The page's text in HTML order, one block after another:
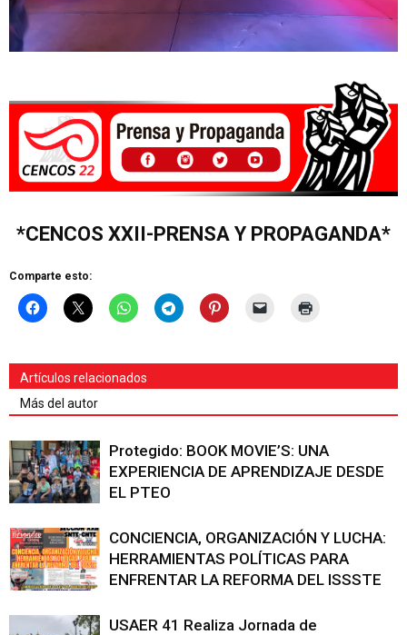
*CENCOS XXII-PRENSA Y PROPAGANDA*
Comparte esto:
Artículos relacionados
Más del autor
Protegido: BOOK MOVIE’S: UNA
EXPERIENCIA DE APRENDIZAJE DESDE
EL PTEO
CONCIENCIA, ORGANIZACIÓN Y LUCHA:
HERRAMIENTAS POLÍTICAS PARA
ENFRENTAR LA REFORMA DEL ISSSTE
USAER 41 Realiza Jornada de